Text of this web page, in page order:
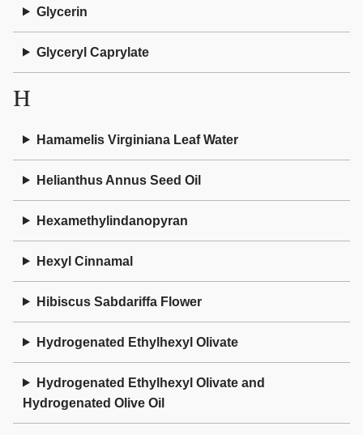
Glycerin
Glyceryl Caprylate
H
Hamamelis Virginiana Leaf Water
Helianthus Annus Seed Oil
Hexamethylindanopyran
Hexyl Cinnamal
Hibiscus Sabdariffa Flower
Hydrogenated Ethylhexyl Olivate
Hydrogenated Ethylhexyl Olivate and
Hydrogenated Olive Oil